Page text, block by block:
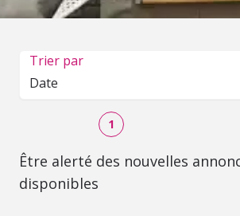
Trier par
Date
1
Être alerté des nouvelles
disponibles